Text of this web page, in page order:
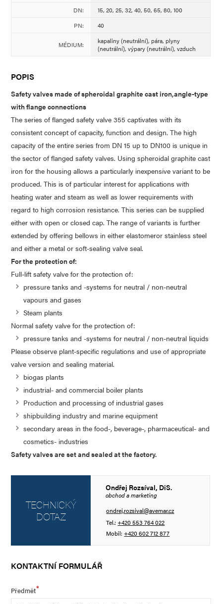
DN:
15, 20, 25, 32, 40, 50, 65, 80, 100
PN:
40
MÉDIUM:
kapaliny (neutrální), pára, plyny
(neutrální), výpary (neutrální), vzduch
POPIS
Safety valves made of spheroidal graphite cast iron,angle-type
with flange connections
The series of flanged safety valve 355 captivates with its
consistent concept of capacity, function and design. The high
capacity of the entire series from DN 15 up to DN100 is unique in
the sector of flanged safety valves. Using spheroidal graphite cast
iron for the housing allows a particularly inexpensive variant to be
produced. This is of particular interest for applications with
heating water and steam as well as lower requirements with
regard to high corrosion resistance. This series can be supplied
either with open or closed cap. The range of variants is further
extended by offering bellows in either elastomeror stainless steel
and either a metal or soft-sealing valve seal.
For the protection of:
Full-lift safety valve for the protection of:
pressure tanks and -systems for neutral / non-neutral
vapours and gases
Steam plants
Normal safety valve for the protection of:
pressure tanks and -systems for neutral / non-neutral liquids
Please observe plant-specific regulations and use of appropriate
valve version and sealing material.
biogas plants
industrial- and commercial boiler plants
Production and processing of industrial gases
shipbuilding industry and marine equipment
secondary areas in the food-, beverage-, pharmaceutical- and
cosmetics- industries
Safety valves are set and sealed at the factory.
TECHNICKÝ
DOTAZ
Ondřej Rozsíval, DiS.
obchod a marketing
ondrej.rozsival@avemar.cz
Tel.:+420 553 764 022
Mobil:+420 602 712 877
KONTAKTNÍ FORMULÁŘ
Předmět*